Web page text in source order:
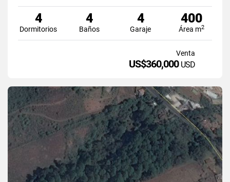
4
Dormitorios
4
Baños
4
Garaje
400
Área m2
Venta
US$360,000 USD